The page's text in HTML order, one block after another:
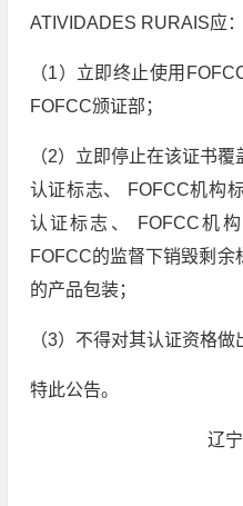
ATIVIDADES RURAIS应：
（1）立即终止使用
FOFCC颁证部；
（2）立即停止在该证书
认证标志、 FOFCC机构
认证标志、 FOFCC机
FOFCC的监督下销毁剩
的产品包装；
（3）不得对其认证资格
特此公告。
辽宁方园有机
2023年5